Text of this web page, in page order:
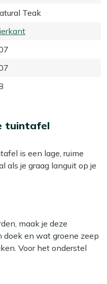
Teak
tuintafel
is een lage, ruime
als je graag languit op je
cm heb je ruim plek
van 18 cm sluit hij
er niet overheen als je
lekker dichtbij. Het
een warme,
te combineren is met
maak je deze
doek en wat groene zeep
Voor het onderstel
is meestal voldoende